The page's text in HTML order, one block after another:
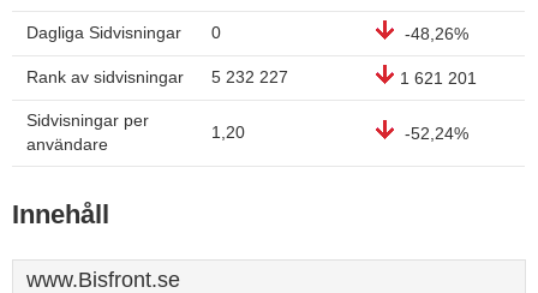
Dagliga Sidvisningar 0 -48,26%
Rank av sidvisningar 5 232 227 1 621 201
Sidvisningar per
användare
1,20 -52,24%
Innehåll
www.Bisfront.se